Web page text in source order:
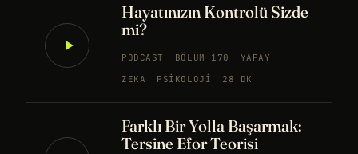
Hayatınızın Kontrolü Sizde
mi?
PODCAST BÖLÜM 170
YAPAY
ZEKA
PSIKOLOJI 28 DK
Farklı Bir Yolla Başarmak:
Tersine Efor Teorisi